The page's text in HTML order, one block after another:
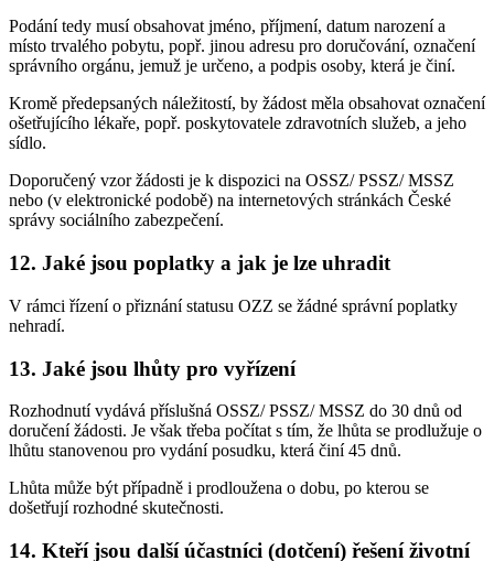
Podání tedy musí obsahovat jméno, příjmení, datum narození a
místo trvalého pobytu, popř. jinou adresu pro doručování, označení
správního orgánu, jemuž je určeno, a podpis osoby, která je činí.
Kromě předepsaných náležitostí, by žádost měla obsahovat označení
ošetřujícího lékaře, popř. poskytovatele zdravotních služeb, a jeho
sídlo.
Doporučený vzor žádosti je k dispozici na OSSZ/ PSSZ/ MSSZ
nebo (v elektronické podobě) na internetových stránkách České
správy sociálního zabezpečení.
12. Jaké jsou poplatky a jak je lze uhradit
V rámci řízení o přiznání statusu OZZ se žádné správní poplatky
nehradí.
13. Jaké jsou lhůty pro vyřízení
Rozhodnutí vydává příslušná OSSZ/ PSSZ/ MSSZ do 30 dnů od
doručení žádosti. Je však třeba počítat s tím, že lhůta se prodlužuje o
lhůtu stanovenou pro vydání posudku, která činí 45 dnů.
Lhůta může být případně i prodloužena o dobu, po kterou se
došetřují rozhodné skutečnosti.
14. Kteří jsou další účastníci (dotčení) řešení životní